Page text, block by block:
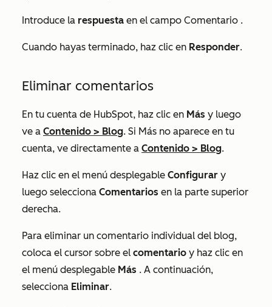
Introduce la respuesta en el campo Comentario .
Cuando hayas terminado, haz clic en Responder.
Eliminar comentarios
En tu cuenta de HubSpot, haz clic en Más y luego
ve a Contenido > Blog. Si Más no aparece en tu
cuenta, ve directamente a Contenido > Blog.
Haz clic en el menú desplegable Configurar y
luego selecciona Comentarios en la parte superior
derecha.
Para eliminar un comentario individual del blog,
coloca el cursor sobre el comentario y haz clic en
el menú desplegable Más . A continuación,
selecciona Eliminar.